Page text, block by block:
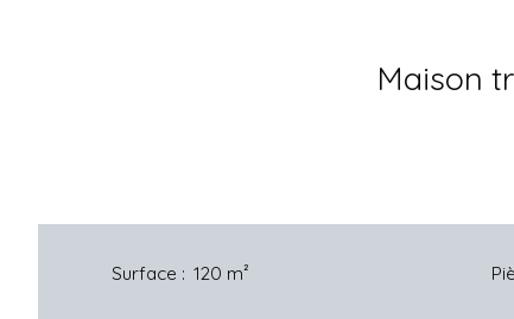
Maison
Surface : 120 m²